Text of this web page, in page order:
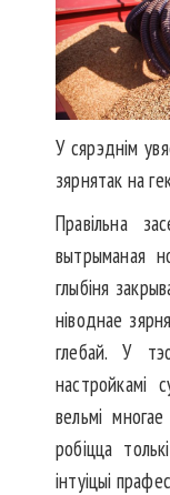
У сярэднім
зярнятак на
Правільна
вытрыманая
глыбіня
ніводнае
глебай. У
настройкамі
вельмі
робіцца
інтуіцыі